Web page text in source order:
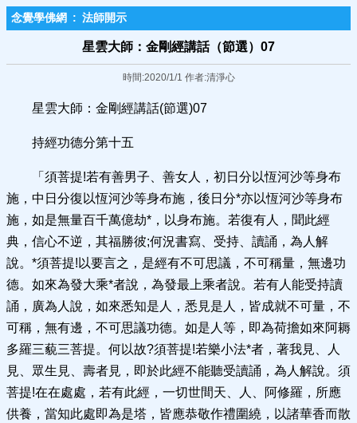
念覺學佛網 : 法師開示
星雲大師：金剛經講話（節選）07
時間:2020/1/1 作者:清淨心
星雲大師：金剛經講話(節選)07
持經功德分第十五
「須菩提!若有善男子、善女人，初日分以恆河沙等身布
施，中日分復以恆河沙等身布施，後日分*亦以恆河沙等身布
施，如是無量百千萬億劫*，以身布施。若復有人，聞此經
典，信心不逆，其福勝彼;何況書寫、受持、讀誦，為人解
說。*須菩提!以要言之，是經有不可思議，不可稱量，無邊功
德。如來為發大乘*者說，為發最上乘者說。若有人能受持讀
誦，廣為人說，如來悉知是人，悉見是人，皆成就不可量，不
可稱，無有邊，不可思議功德。如是人等，即為荷擔如來阿耨
多羅三藐三菩提。何以故?須菩提!若樂小法*者，著我見、人
見、眾生見、壽者見，即於此經不能聽受讀誦，為人解說。須
菩提!在在處處，若有此經，一切世間天、人、阿修羅，所應
供養，當知此處即為是塔，皆應恭敬作禮圍繞，以諸華香而散